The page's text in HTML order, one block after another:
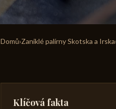
Domů›Zaniklé palírny Skotska a Irska›
Klíčová fakta